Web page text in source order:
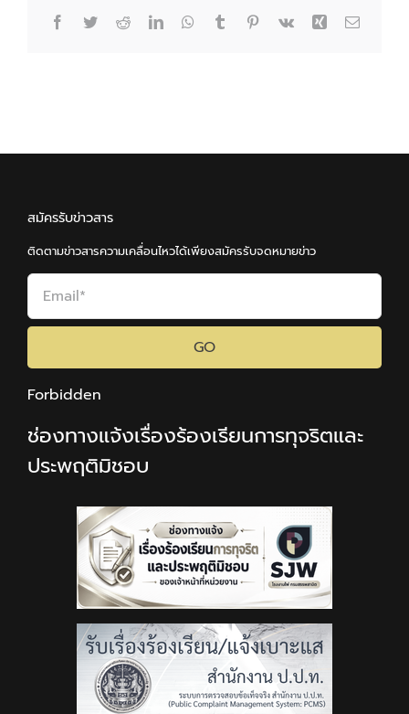
Facebook
TwitterRedditLinkedInWhatsApp
TumblrPinterest
Vk Xing Email
สมัครรับข่าวสาร
ติดตามข่าวสารความเคลื่อนไหวได้เพียงสมัครรับจดหมายข่าว
GO
Forbidden
ช่องทางแจ้งเรื่องร้องเรียนการทุจริตและ
ประพฤติมิชอบ